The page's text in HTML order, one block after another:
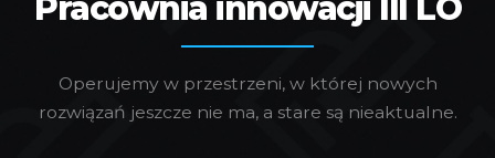
Pracownia innowacji III LO
Operujemy w przestrzeni, w której nowych
rozwiązań jeszcze nie ma, a stare są nieaktualne.